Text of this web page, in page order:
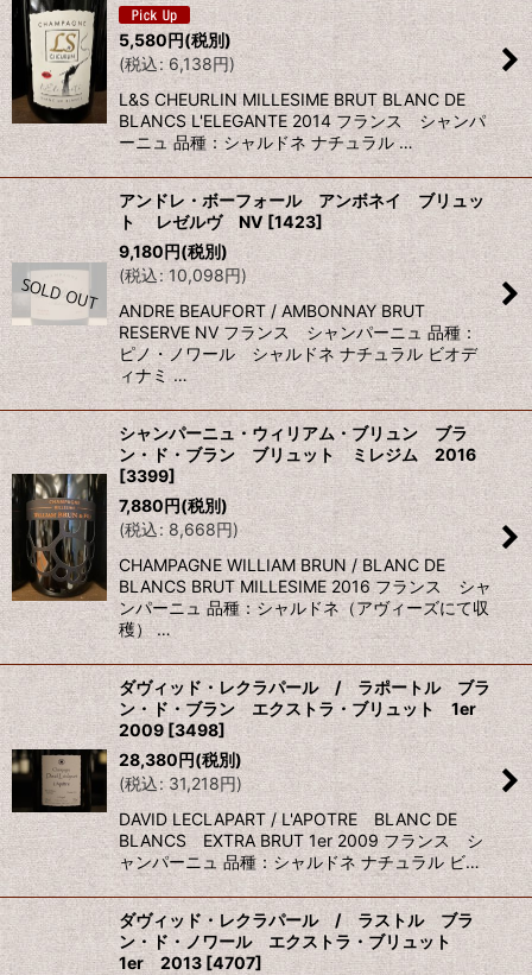
5,580円(税別)
(税込: 6,138円)
L&S CHEURLIN MILLESIME BRUT BLANC DE
BLANCS L'ELEGANTE 2014 フランス シャンパ
ーニュ 品種：シャルドネ ナチュラル …
アンドレ・ボーフォール アンボネイ ブリュッ
ト レゼルヴ NV [1423]
9,180円(税別)
(税込: 10,098円)
ANDRE BEAUFORT / AMBONNAY BRUT
RESERVE NV フランス シャンパーニュ 品種：
ピノ・ノワール シャルドネ ナチュラル ビオデ
ィナミ …
シャンパーニュ・ウィリアム・ブリュン ブラ
ン・ド・ブラン ブリュット ミレジム 2016
[3399]
7,880円(税別)
(税込: 8,668円)
CHAMPAGNE WILLIAM BRUN / BLANC DE
BLANCS BRUT MILLESIME 2016 フランス シャ
ンパーニュ 品種：シャルドネ（アヴィーズにて収
穫） …
ダヴィッド・レクラパール / ラポートル ブラ
ン・ド・ブラン エクストラ・ブリュット 1er
2009 [3498]
28,380円(税別)
(税込: 31,218円)
DAVID LECLAPART / L'APOTRE BLANC DE
BLANCS EXTRA BRUT 1er 2009 フランス シ
ャンパーニュ 品種：シャルドネ ナチュラル ビ…
ダヴィッド・レクラパール / ラストル ブラ
ン・ド・ノワール エクストラ・ブリュット
1er 2013 [4707]